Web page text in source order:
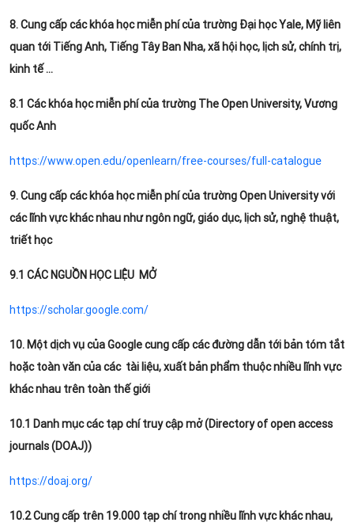
8. Cung cấp các khóa học miễn phí của trường Đại học Yale, Mỹ liên
quan tới Tiếng Anh, Tiếng Tây Ban Nha, xã hội học, lịch sử, chính trị,
kinh tế …
8.1 Các khóa học miễn phí của trường The Open University, Vương
quốc Anh
https://www.open.edu/openlearn/free-courses/full-catalogue
9. Cung cấp các khóa học miễn phí của trường Open University với
các lĩnh vực khác nhau như ngôn ngữ, giáo dục, lịch sử, nghệ thuật,
triết học
9.1 CÁC NGUỒN HỌC LIỆU MỞ
https://scholar.google.com/
10. Một dịch vụ của Google cung cấp các đường dẫn tới bản tóm tắt
hoặc toàn văn của các tài liệu, xuất bản phẩm thuộc nhiều lĩnh vực
khác nhau trên toàn thế giới
10.1 Danh mục các tạp chí truy cập mở (Directory of open access
journals (DOAJ))
https://doaj.org/
10.2 Cung cấp trên 19.000 tạp chí trong nhiều lĩnh vực khác nhau,